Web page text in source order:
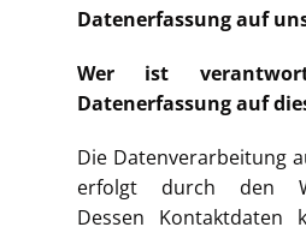
Datenerfassung auf
Wer ist
Datenerfassung auf
Die Datenverarbeitung
erfolgt durch den
Dessen Kontaktdaten